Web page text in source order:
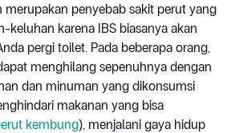
merupakan penyebab sakit perut yang
keluhan karena IBS biasanya akan
pergi toilet. Pada beberapa orang,
menghilang sepenuhnya dengan
dan minuman yang dikonsumsi
makanan yang bisa
kembung), menjalani gaya hidup